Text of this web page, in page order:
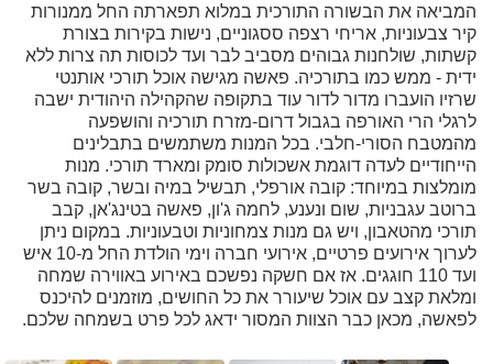
המביאה את הבשורה התורכית במלוא תפארתה החל ממנורות
קיר צבעוניות, אריחי רצפה ססגוניים, נישות בקירות בצורת
קשתות, שולחנות גבוהים מסביב לבר ועד לכוסות תה צרות ללא
ידית - ממש כמו בתורכיה. פאשה מגישה אוכל תורכי אותנטי
שרזיו הועברו מדור לדור עוד בתקופה שהקהילה היהודית ישבה
לרגלי הרי האורפה בגבול דרום-מזרח תורכיה והושפעה
מהמטבח הסורי-חלבי. בכל המנות משתמשים בתבלינים
הייחודיים לעדה דוגמת אשכולות סומק ומארד תורכי. מנות
מומלצות במיוחד: קובה אורפלי, תבשיל במיה ובשר, קובה בשר
ברוטב עגבניות, שום ונענע, לחמה ג'ון, פאשה בטינג'אן, קבב
תורכי מהטאבון, ויש גם מנות צמחוניות וטבעוניות. במקום ניתן
לערוך אירועים פרטיים, אירועי חברה וימי הולדת החל מ-10 איש
ועד 110 חוגגים. אז אם חשקה נפשכם באירוע באווירה שמחה
ומלאת קצב עם אוכל שיעורר את כל החושים, מוזמנים להיכנס
לפאשה, מכאן כבר הצוות המסור ידאג לכל פרט בשמחה שלכם.